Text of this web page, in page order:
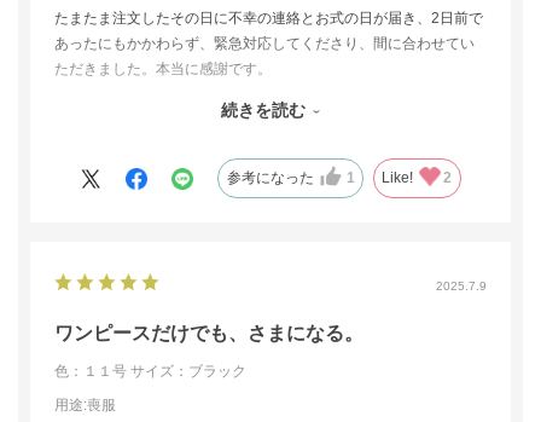
たまたま注文したその日に不幸の連絡とお式の日が届き、2日前で
あったにもかかわらず、緊急対応してくださり、間に合わせてい
ただきました。本当に感謝です。
デザインは、好みもありますが、希望に沿った形でした。
たです。
続きを読む
参考になった 1 Like! 2
2025.7.9
ワンピースだけでも、さまになる。
色：１１号 サイズ：ブラック
用途:喪服